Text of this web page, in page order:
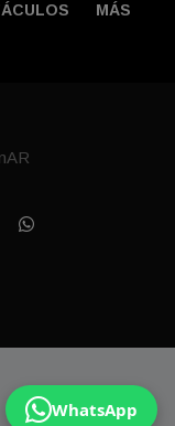
WhatsApp
MÁS